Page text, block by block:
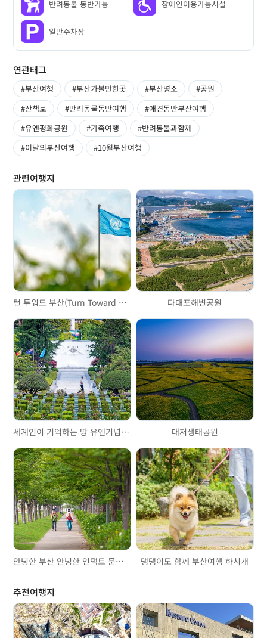
반려동물 동반가능 장애인이용가능시설
일반주차장
연관태그
#부산여행 #부산가볼만한곳 #부산명소
#공원
#산책로
#반려동물동반여행
#애견동반부산여행
#유엔평화공원
#가족여행
#반려동물과함께
#이달의부산여행
#10월부산여행
관련여행지
턴 투워드 부산(Turn Toward Busan) 다대포해변공원
세계인이 기억하는 땅 유엔기념공원 대저생태공원
안녕한 부산 안녕한 언택트 문화역사 댕댕이도 함께 부산여행 하시개
추천여행지